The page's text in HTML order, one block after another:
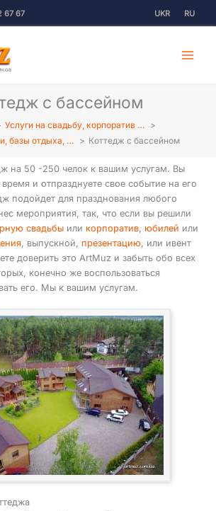
67 67 UKR RU
с бассейном
Услуги на свадьбу, корпоратив …
базы отдыха, …
Коттедж с бассейном
на 50 -250 челок к вашим услугам. Вы
и отпразднуете свое событие на его
подойдет для празднования любого
мероприятия, так, что если вы решили
свадьбы или корпоратив, юбилей или
, выпускной, презентацию, или ивент
доверить это ArtMuz и забыть обо всех
конечно же воспользоваться
его. Мы к вашим услугам.